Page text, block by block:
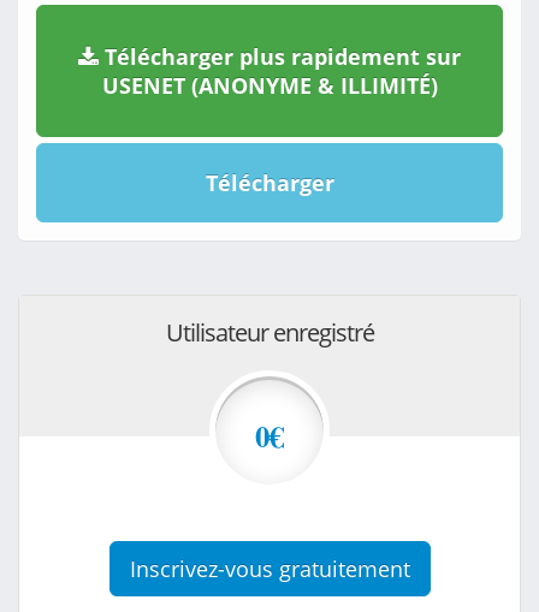
Télécharger plus rapidement sur
USENET (ANONYME & ILLIMITÉ)
Télécharger
Utilisateur enregistré
0€
Inscrivez-vous gratuitement